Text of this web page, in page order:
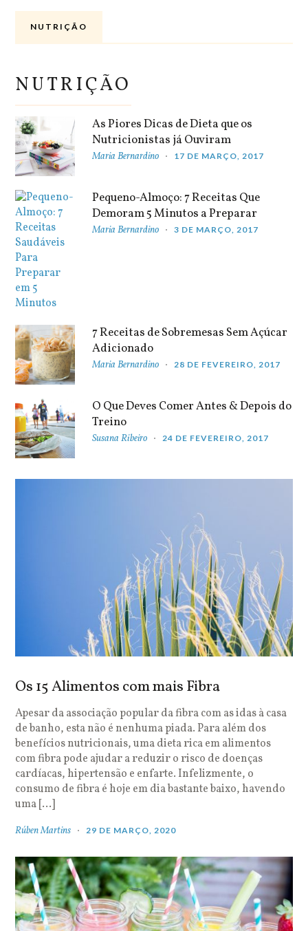
NUTRIÇÃO
NUTRIÇÃO
As Piores Dicas de Dieta que os
Nutricionistas já Ouviram
Maria Bernardino 17 DE MARÇO, 2017
Pequeno-Almoço: 7 Receitas Que
Demoram 5 Minutos a Preparar
Maria Bernardino 3 DE MARÇO, 2017
7 Receitas de Sobremesas Sem Açúcar
Adicionado
Maria Bernardino 28 DE FEVEREIRO, 2017
O Que Deves Comer Antes & Depois do
Treino
Susana Ribeiro 24 DE FEVEREIRO, 2017
Os 15 Alimentos com mais Fibra
Apesar da associação popular da fibra com as idas à casa
de banho, esta não é nenhuma piada. Para além dos
benefícios nutricionais, uma dieta rica em alimentos
com fibra pode ajudar a reduzir o risco de doenças
cardíacas, hipertensão e enfarte. Infelizmente, o
consumo de fibra é hoje em dia bastante baixo, havendo
uma […]
Rúben Martins 29 DE MARÇO, 2020